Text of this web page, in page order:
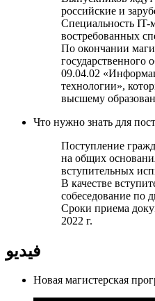
российские и
Специальность IT-
востребованных
По окончании
государственного
09.04.02
технологии»,
высшему
Что нужно знать для
Поступление
на общих
вступительных
В качестве
собеседование по
Сроки приема
2022 г.
فيديو
Новая магистерская